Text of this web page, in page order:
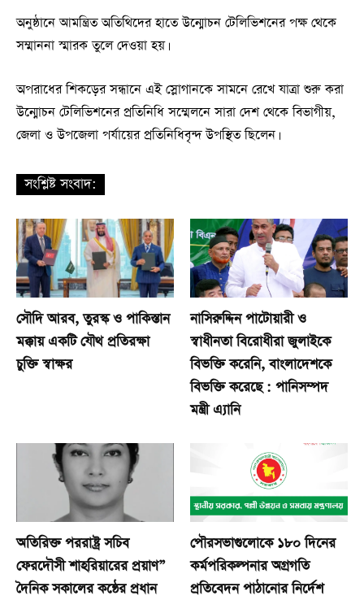
অনুষ্ঠানে আমন্ত্রিত অতিথিদের হাতে উন্মোচন টেলিভিশনের পক্ষ থেকে
সম্মাননা স্মারক তুলে দেওয়া হয়।
অপরাধের শিকড়ের সন্ধানে এই স্লোগানকে সামনে রেখে যাত্রা শুরু করা
উন্মোচন টেলিভিশনের প্রতিনিধি সম্মেলনে সারা দেশ থেকে বিভাগীয়,
জেলা ও উপজেলা পর্যায়ের প্রতিনিধিবৃন্দ উপস্থিত ছিলেন।
সংশ্লিষ্ট সংবাদ:
সৌদি আরব, তুরস্ক ও পাকিস্তান
মক্কায় একটি যৌথ প্রতিরক্ষা
চুক্তি স্বাক্ষর
নাসিরুদ্দিন পাটোয়ারী ও
স্বাধীনতা বিরোধীরা জুলাইকে
বিভক্তি করেনি, বাংলাদেশকে
বিভক্তি করেছে : পানিসম্পদ
মন্ত্রী এ্যানি
অতিরিক্ত পররাষ্ট্র সচিব
ফেরদৌসী শাহরিয়ারের প্রয়াণ”
দৈনিক সকালের কন্ঠের প্রধান
পৌরসভাগুলোকে ১৮০ দিনের
কর্মপরিকল্পনার অগ্রগতি
প্রতিবেদন পাঠানোর নির্দেশ